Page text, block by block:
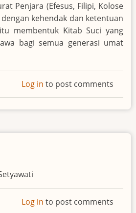
Penjara (Efesus, Filipi, Kolose
kehendak dan ketentuan
membentuk Kitab Suci yang
bagi semua generasi umat
Log in to post comments
Log in to post comments